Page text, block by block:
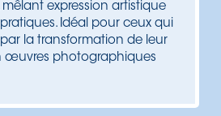
expression artistique
Idéal pour ceux qui
la transformation de leur
œuvres photographiques